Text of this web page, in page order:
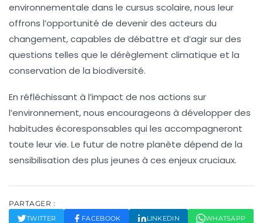
environnementale dans le cursus scolaire, nous leur
offrons l’opportunité de devenir des acteurs du
changement, capables de débattre et d’agir sur des
questions telles que le dérèglement climatique et la
conservation de la biodiversité.
En réfléchissant à l’impact de nos actions sur
l’environnement, nous encourageons à développer des
habitudes écoresponsables qui les accompagneront
toute leur vie. Le futur de notre planète dépend de la
sensibilisation des plus jeunes à ces enjeux cruciaux.
PARTAGER :
TWITTER FACEBOOK LINKEDIN WHATSAPP